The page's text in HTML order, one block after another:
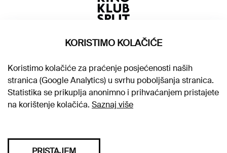
KORISTIMO KOLAČIĆE
Koristimo kolačiće za praćenje posjećenosti naših
stranica (Google Analytics) u svrhu poboljšanja stranica.
Statistika se prikuplja anonimno i prihvaćanjem pristajete
na korištenje kolačića. Saznaj više